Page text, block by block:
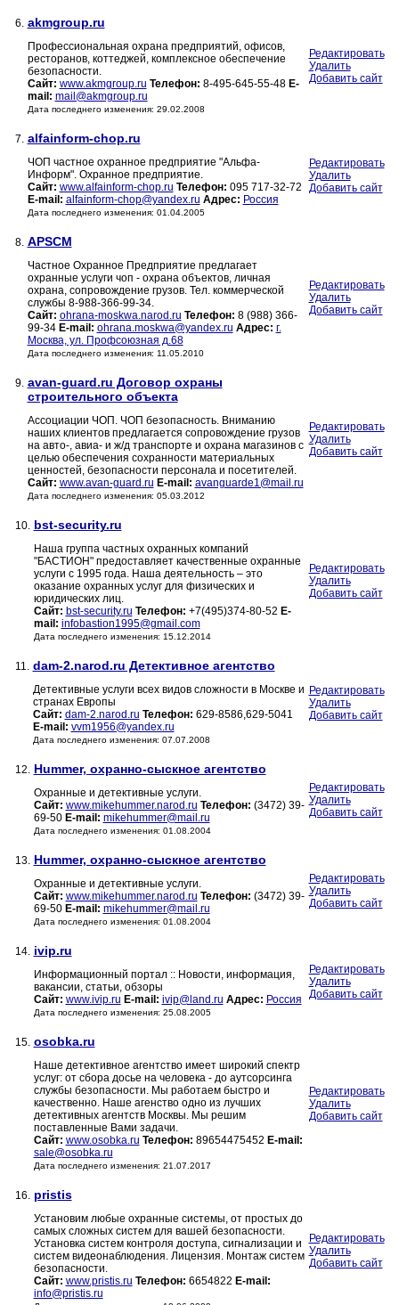
6. akmgroup.ru
Профессиональная охрана предприятий, офисов,
ресторанов, коттеджей, комплексное обеспечение
безопасности.
Сайт: www.akmgroup.ru Телефон: 8-495-645-55-48 E-
mail: mail@akmgroup.ru
Дата последнего изменения: 29.02.2008
Редактировать
Удалить
Добавить сайт
7. alfainform-chop.ru
ЧОП частное охранное предприятие "Альфа-
Информ". Охранное предприятие.
Сайт: www.alfainform-chop.ru Телефон: 095 717-32-72
E-mail: alfainform-chop@yandex.ru Адрес: Россия
Дата последнего изменения: 01.04.2005
Редактировать
Удалить
Добавить сайт
8. APSCM
Частное Охранное Предприятие предлагает
охранные услуги чоп - охрана объектов, личная
охрана, сопровождение грузов. Тел. коммерческой
службы 8-988-366-99-34.
Сайт: ohrana-moskwa.narod.ru Телефон: 8 (988) 366-
99-34 E-mail: ohrana.moskwa@yandex.ru Адрес: г.
Москва, ул. Профсоюзная д.68
Дата последнего изменения: 11.05.2010
Редактировать
Удалить
Добавить сайт
9. avan-guard.ru Договор охраны
строительного объекта
Ассоциации ЧОП. ЧОП безопасность. Вниманию
наших клиентов предлагается сопровождение грузов
на авто-, авиа- и ж/д транспорте и охрана магазинов с
целью обеспечения сохранности материальных
ценностей, безопасности персонала и посетителей.
Сайт: www.avan-guard.ru E-mail: avanguarde1@mail.ru
Дата последнего изменения: 05.03.2012
Редактировать
Удалить
Добавить сайт
10. bst-security.ru
Наша группа частных охранных компаний
"БАСТИОН" предоставляет качественные охранные
услуги с 1995 года. Наша деятельность – это
оказание охранных услуг для физических и
юридических лиц.
Сайт: bst-security.ru Телефон: +7(495)374-80-52 E-
mail: infobastion1995@gmail.com
Дата последнего изменения: 15.12.2014
Редактировать
Удалить
Добавить сайт
11. dam-2.narod.ru Детективное агентство
Детективные услуги всех видов сложности в Москве и
странах Европы
Сайт: dam-2.narod.ru Телефон: 629-8586,629-5041
E-mail: vvm1956@yandex.ru
Дата последнего изменения: 07.07.2008
Редактировать
Удалить
Добавить сайт
12. Hummer, охранно-сыскное агентство
Охранные и детективные услуги.
Сайт: www.mikehummer.narod.ru Телефон: (3472) 39-
69-50 E-mail: mikehummer@mail.ru
Дата последнего изменения: 01.08.2004
Редактировать
Удалить
Добавить сайт
13. Hummer, охранно-сыскное агентство
Охранные и детективные услуги.
Сайт: www.mikehummer.narod.ru Телефон: (3472) 39-
69-50 E-mail: mikehummer@mail.ru
Дата последнего изменения: 01.08.2004
Редактировать
Удалить
Добавить сайт
14. ivip.ru
Информационный портал :: Новости, информация,
вакансии, статьи, обзоры
Сайт: www.ivip.ru E-mail: ivip@land.ru Адрес: Россия
Дата последнего изменения: 25.08.2005
Редактировать
Удалить
Добавить сайт
15. osobka.ru
Наше детективное агентство имеет широкий спектр
услуг: от сбора досье на человека - до аутсорсинга
службы безопасности. Мы работаем быстро и
качественно. Наше агенство одно из лучших
детективных агентств Москвы. Мы решим
поставленные Вами задачи.
Сайт: www.osobka.ru Телефон: 89654475452 E-mail:
sale@osobka.ru
Дата последнего изменения: 21.07.2017
Редактировать
Удалить
Добавить сайт
16. pristis
Установим любые охранные системы, от простых до
самых сложных систем для вашей безопасности.
Установка систем контроля доступа, сигнализации и
систем видеонаблюдения. Лицензия. Монтаж систем
безопасности.
Сайт: www.pristis.ru Телефон: 6654822 E-mail:
info@pristis.ru
Редактировать
Удалить
Добавить сайт